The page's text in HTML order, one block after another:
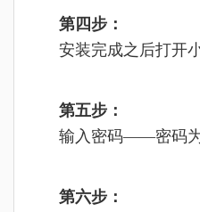
第四步：
安装完成之后打开
第五步：
输入密码——密码为
第六步：